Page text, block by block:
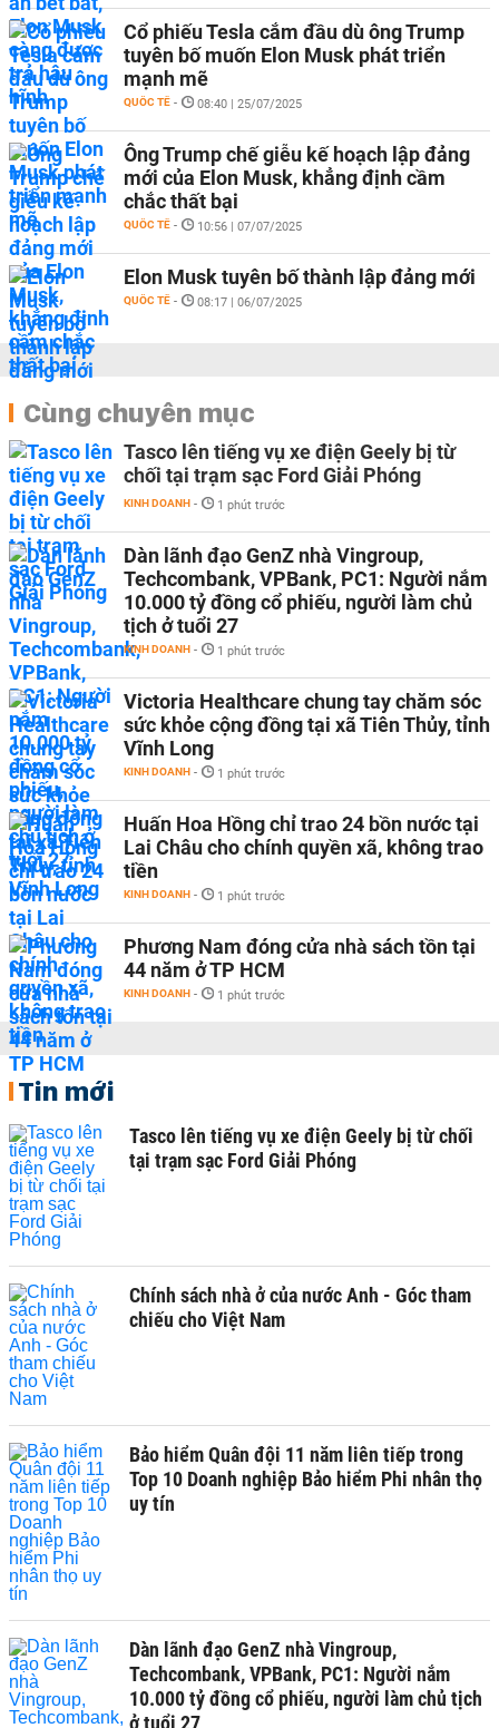
Cổ phiếu Tesla cắm đầu dù ông Trump
tuyên bố muốn Elon Musk phát triển
mạnh mẽ
QUỐC TẾ - 08:40 | 25/07/2025
Ông Trump chế giễu kế hoạch lập đảng
mới của Elon Musk, khẳng định cầm
chắc thất bại
QUỐC TẾ - 10:56 | 07/07/2025
Elon Musk tuyên bố thành lập đảng mới
QUỐC TẾ - 08:17 | 06/07/2025
Cùng chuyên mục
Tasco lên tiếng vụ xe điện Geely bị từ
chối tại trạm sạc Ford Giải Phóng
KINH DOANH - 1 phút trước
Dàn lãnh đạo GenZ nhà Vingroup,
Techcombank, VPBank, PC1: Người nắm
10.000 tỷ đồng cổ phiếu, người làm chủ
tịch ở tuổi 27
KINH DOANH - 1 phút trước
Victoria Healthcare chung tay chăm sóc
sức khỏe cộng đồng tại xã Tiên Thủy, tỉnh
Vĩnh Long
KINH DOANH - 1 phút trước
Huấn Hoa Hồng chỉ trao 24 bồn nước tại
Lai Châu cho chính quyền xã, không trao
tiền
KINH DOANH - 1 phút trước
Phương Nam đóng cửa nhà sách tồn tại
44 năm ở TP HCM
KINH DOANH - 1 phút trước
Tin mới
Tasco lên tiếng vụ xe điện Geely bị từ chối
tại trạm sạc Ford Giải Phóng
Chính sách nhà ở của nước Anh - Góc tham
chiếu cho Việt Nam
Bảo hiểm Quân đội 11 năm liên tiếp trong
Top 10 Doanh nghiệp Bảo hiểm Phi nhân thọ
uy tín
Dàn lãnh đạo GenZ nhà Vingroup,
Techcombank, VPBank, PC1: Người nắm
10.000 tỷ đồng cổ phiếu, người làm chủ tịch
ở tuổi 27